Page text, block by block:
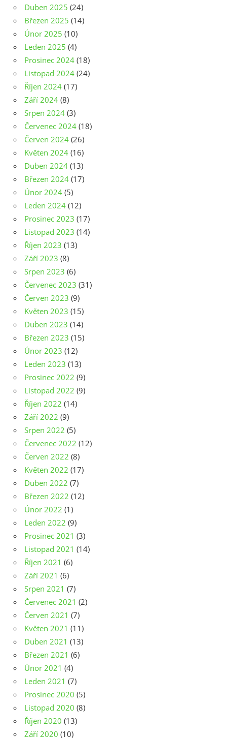
Duben 2025 (24)
Březen 2025 (14)
Únor 2025 (10)
Leden 2025 (4)
Prosinec 2024 (18)
Listopad 2024 (24)
Říjen 2024 (17)
Září 2024 (8)
Srpen 2024 (3)
Červenec 2024 (18)
Červen 2024 (26)
Květen 2024 (16)
Duben 2024 (13)
Březen 2024 (17)
Únor 2024 (5)
Leden 2024 (12)
Prosinec 2023 (17)
Listopad 2023 (14)
Říjen 2023 (13)
Září 2023 (8)
Srpen 2023 (6)
Červenec 2023 (31)
Červen 2023 (9)
Květen 2023 (15)
Duben 2023 (14)
Březen 2023 (15)
Únor 2023 (12)
Leden 2023 (13)
Prosinec 2022 (9)
Listopad 2022 (9)
Říjen 2022 (14)
Září 2022 (9)
Srpen 2022 (5)
Červenec 2022 (12)
Červen 2022 (8)
Květen 2022 (17)
Duben 2022 (7)
Březen 2022 (12)
Únor 2022 (1)
Leden 2022 (9)
Prosinec 2021 (3)
Listopad 2021 (14)
Říjen 2021 (6)
Září 2021 (6)
Srpen 2021 (7)
Červenec 2021 (2)
Červen 2021 (7)
Květen 2021 (11)
Duben 2021 (13)
Březen 2021 (6)
Únor 2021 (4)
Leden 2021 (7)
Prosinec 2020 (5)
Listopad 2020 (8)
Říjen 2020 (13)
Září 2020 (10)